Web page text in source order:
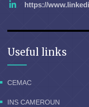
https://
Useful links
CEMAC
INS CAMEROUN